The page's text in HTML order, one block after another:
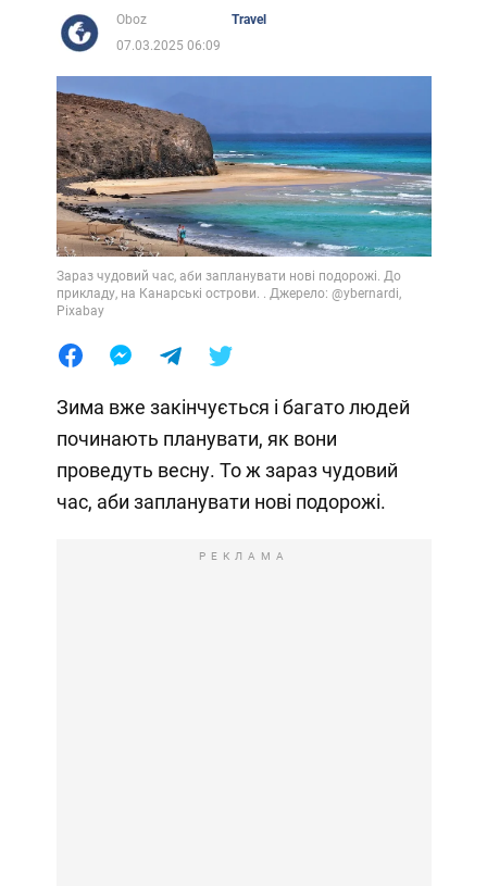
Oboz
Travel
07.03.2025 06:09
Зараз чудовий час, аби запланувати нові подорожі. До
прикладу, на Канарські острови. . Джерело: @ybernardi,
Pixabay
Зима вже закінчується і багато людей
починають планувати, як вони
проведуть весну. То ж зараз чудовий
час, аби запланувати нові подорожі.
РЕКЛАМА